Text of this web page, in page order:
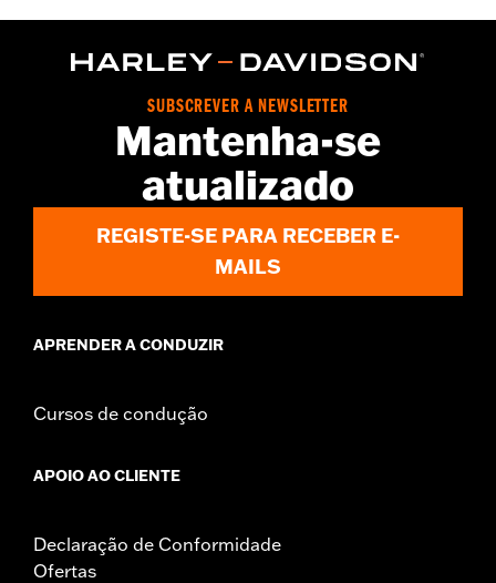
SUBSCREVER A NEWSLETTER
Mantenha-se
atualizado
REGISTE-SE PARA RECEBER E-
MAILS
APRENDER A CONDUZIR
Cursos de condução
APOIO AO CLIENTE
Declaração de Conformidade
Ofertas